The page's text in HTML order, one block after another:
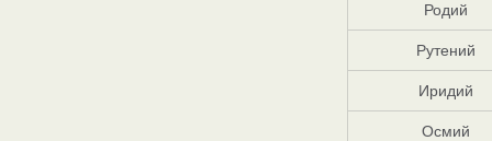
Родий
Рутений
Иридий
Осмий